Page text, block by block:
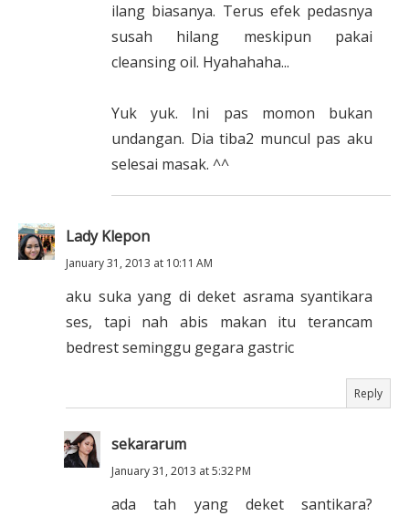
ilang biasanya. Terus efek pedasnya
susah hilang meskipun pakai
cleansing oil. Hyahahaha...
Yuk yuk. Ini pas momon bukan
undangan. Dia tiba2 muncul pas aku
selesai masak. ^^
Lady Klepon
January 31, 2013 at 10:11 AM
aku suka yang di deket asrama syantikara
ses, tapi nah abis makan itu terancam
bedrest seminggu gegara gastric
Reply
sekararum
January 31, 2013 at 5:32 PM
ada tah yang deket santikara?